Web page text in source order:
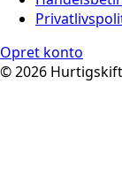
Opret konto
© 2026